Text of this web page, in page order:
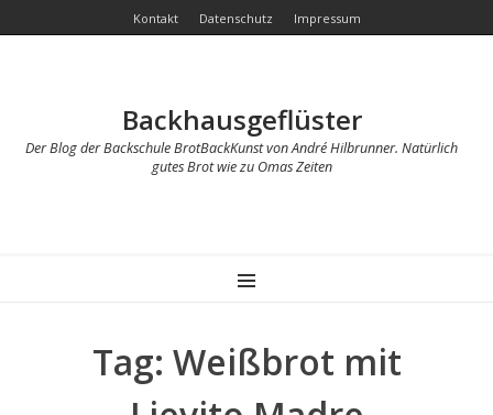
Kontakt Datenschutz Impressum
Backhausgeflüster
Der Blog der Backschule BrotBackKunst von André Hilbrunner. Natürlich
gutes Brot wie zu Omas Zeiten
MENU
Tag: Weißbrot mit